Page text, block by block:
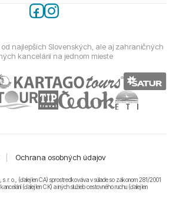
najlepších Slovenských, ale aj zahraničných
kancelárií na jednom mieste
Ochrana osobných údajov
r. o., (ďalej len CA) sprostredkováva v súlade so zákonom 281/2001
(ďalej len CK) a iných služieb cestovného ruchu (ďalej len